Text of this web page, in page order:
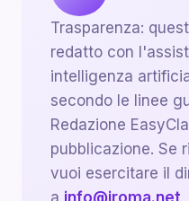
Trasparenza:
redatto con
intelligenza
secondo le linee
Redazione
pubblicazione. Se
vuoi esercitare il
a info@iroma.net